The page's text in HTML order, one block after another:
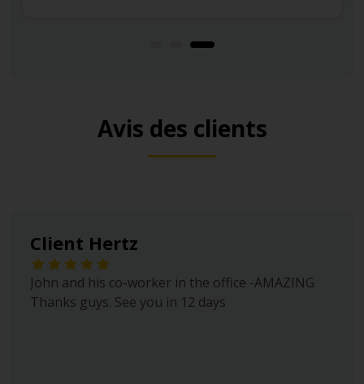
Avis des clients
Client Hertz
John and his co-worker in the office -AMAZING
Thanks guys. See you in 12 days